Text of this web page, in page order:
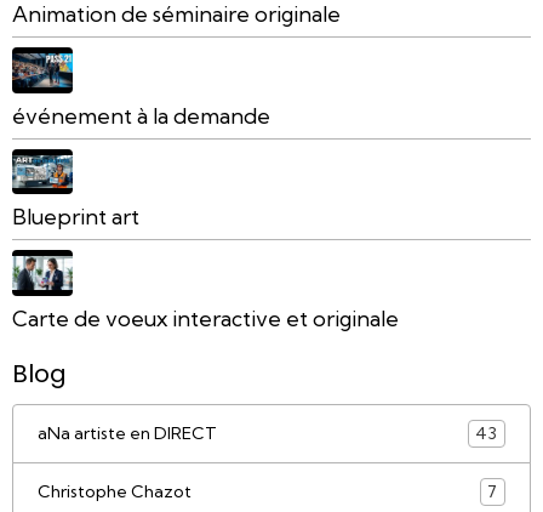
Animation de séminaire originale
événement à la demande
Blueprint art
Carte de voeux interactive et originale
Blog
aNa artiste en DIRECT 43
Christophe Chazot 7